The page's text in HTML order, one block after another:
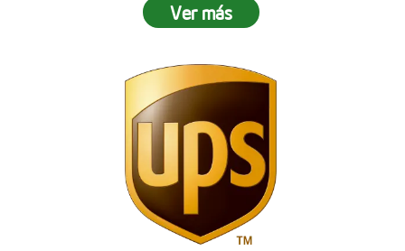
Jornada de reforestación
05 de Abril de 2019
Asistentes:
15 personas
Ver más